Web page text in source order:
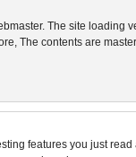
The site loading
The contents are
features you just